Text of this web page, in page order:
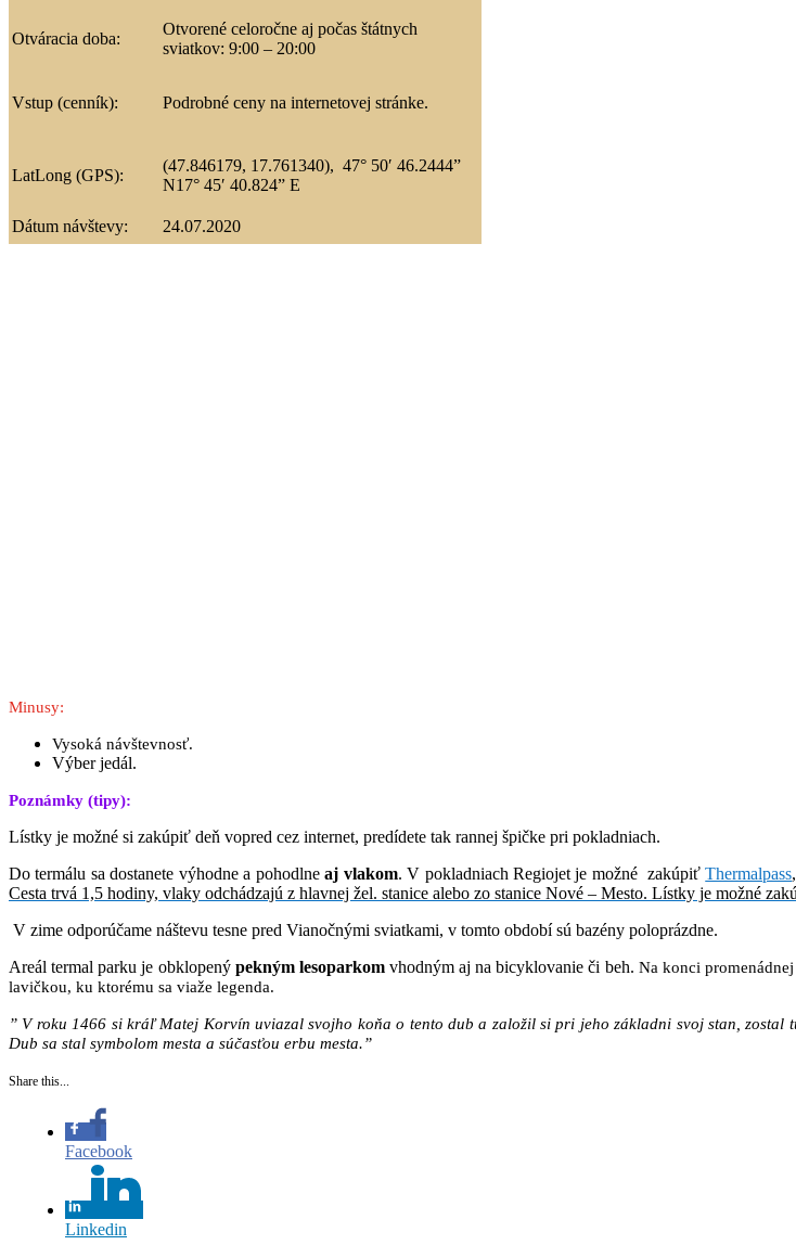
Otváracia doba:
Otvorené celoročne aj počas štátnych
sviatkov: 9:00 – 20:00
Vstup (cenník): Podrobné ceny na internetovej stránke.
LatLong (GPS):
(47.846179, 17.761340), 47° 50′ 46.2444”
N17° 45′ 40.824” E
Dátum návštevy: 24.07.2020
Minusy:
Vysoká návštevnosť.
Výber jedál.
Poznámky (tipy):
Lístky je možné si zakúpiť deň vopred cez internet, predídete tak rannej špičke pri pokladniach.
Do termálu sa dostanete výhodne a pohodlneaj vlakom. V pokladniach Regiojet je možné zakúpiťThermalpass
Cesta trvá 1,5 hodiny, vlaky odchádzajú z hlavnej žel. stanice alebo zo stanice Nové – Mesto. Lístky je možné
V zime odporúčame náštevu tesne pred Vianočnými sviatkami, v tomto období sú bazény poloprázdne.
Areál termal parku je obklopený pekným lesoparkomvhodným aj na bicyklovanie či beh. Na konci
lavičkou, ku ktorému sa viaže legenda.
” V roku 1466 si kráľ Matej Korvín uviazal svojho koňa o tento dub a založil si pri jeho základni svoj stan, zostal
Dub sa stal symbolom mesta a súčasťou erbu mesta.”
Share this...
Facebook
Linkedin